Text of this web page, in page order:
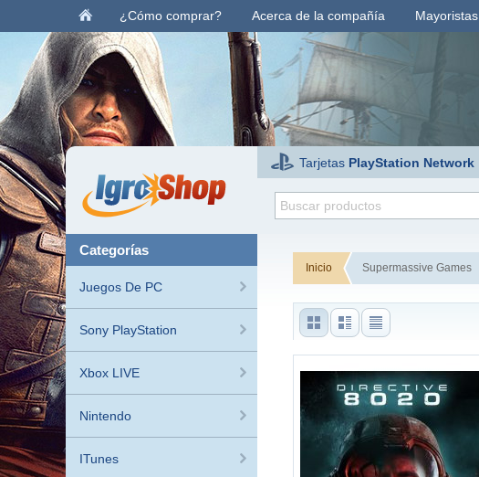
¿Cómo comprar? Acerca de la compañía Mayoristas
Tarjetas PlayStation Network
categorías
Juegos De PC
Sony PlayStation
Xbox LIVE
Nintendo
ITunes
Inicio Supermassive Games